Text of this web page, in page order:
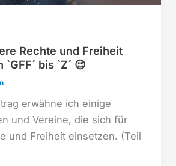
Rechte und Freiheit
bis `Z´ 😉
erwähne ich einige
und Vereine, die sich für
und Freiheit einsetzen. (Teil